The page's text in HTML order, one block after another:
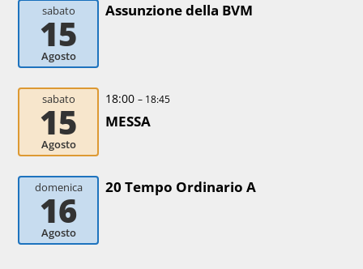
sabato
15
Agosto
Assunzione della BVM
sabato
15
Agosto
18:00 – 18:45
MESSA
domenica
16
Agosto
20 Tempo Ordinario A